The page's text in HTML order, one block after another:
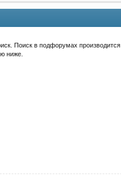
Поиск в подфорумах производится
ниже.